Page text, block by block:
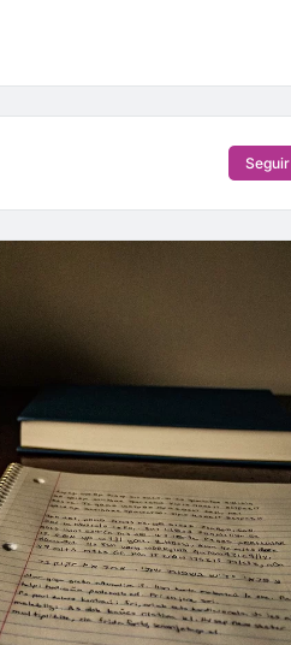
Seguir